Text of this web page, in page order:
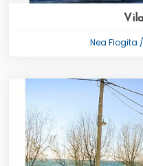
Nea Flogita